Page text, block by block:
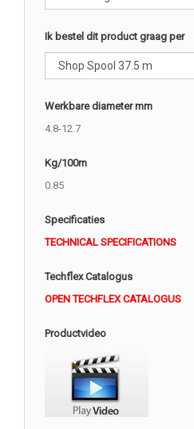
Ik bestel dit product graag per
Werkbare diameter mm
4.8-12.7
Kg/100m
0.85
Specificaties
TECHNICAL SPECIFICATIONS
Techflex Catalogus
OPEN TECHFLEX CATALOGUS
Productvideo